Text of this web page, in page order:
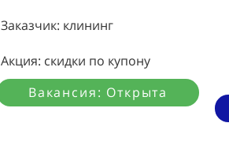
Заказчик: клининг
Акция: скидки по купону
Вакансия: Открыта